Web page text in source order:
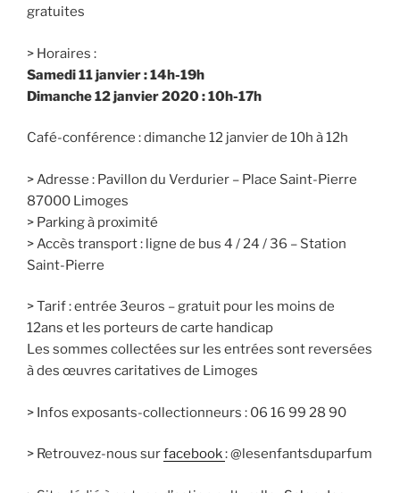
gratuites
> Horaires :
Samedi 11 janvier : 14h-19h
Dimanche 12 janvier 2020 : 10h-17h
Café-conférence : dimanche 12 janvier de 10h à 12h
> Adresse : Pavillon du Verdurier – Place Saint-Pierre
87000 Limoges
> Parking à proximité
> Accès transport : ligne de bus 4 / 24 / 36 – Station
Saint-Pierre
> Tarif : entrée 3euros – gratuit pour les moins de
12ans et les porteurs de carte handicap
Les sommes collectées sur les entrées sont reversées
à des œuvres caritatives de Limoges
> Infos exposants-collectionneurs : 06 16 99 28 90
> Retrouvez-nous surfacebook: @lesenfantsduparfum